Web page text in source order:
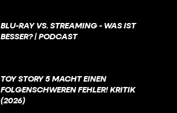
BLU-RAY VS. STREAMING - WAS IST
BESSER? | PODCAST
TOY STORY 5 MACHT EINEN
FOLGENSCHWEREN FEHLER! KRITIK
(2026)